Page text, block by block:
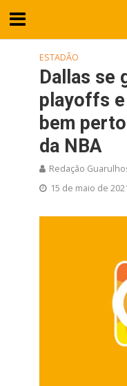
ESTADÃO
Dallas se
playoffs
bem
da NBA
Redação
15 de maio de